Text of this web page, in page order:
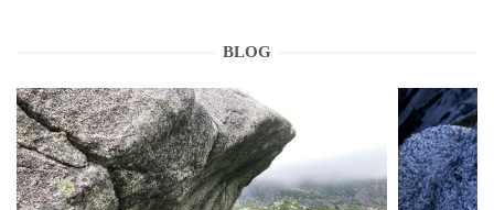
BLOG